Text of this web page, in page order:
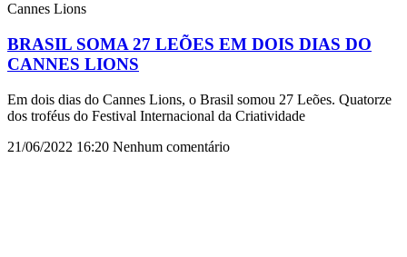
Cannes Lions
BRASIL SOMA 27 LEÕES EM DOIS DIAS DO
CANNES LIONS
Em dois dias do Cannes Lions, o Brasil somou 27 Leões. Quatorze
dos troféus do Festival Internacional da Criatividade
21/06/2022 16:20 Nenhum comentário